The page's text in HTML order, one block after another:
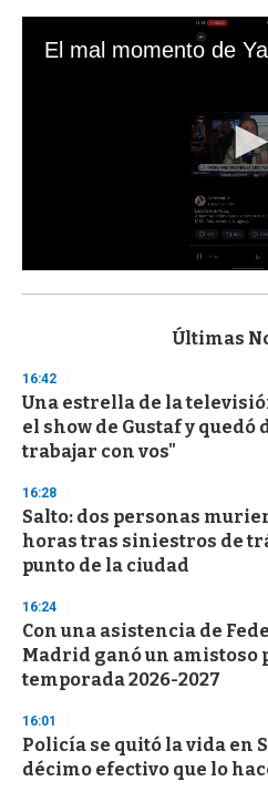
s
d
s
o
f
3
s
e
c
o
n
d
Últimas
16:42
Una estrella de la
el show de Gustaf y
trabajar con vos"
16:28
Salto: dos personas
horas tras siniestros de
punto de la ciudad
16:24
Con una asistencia de
Madrid ganó un amistoso
temporada 2026-2027
16:01
Policía se quitó la vida en
décimo efectivo que lo